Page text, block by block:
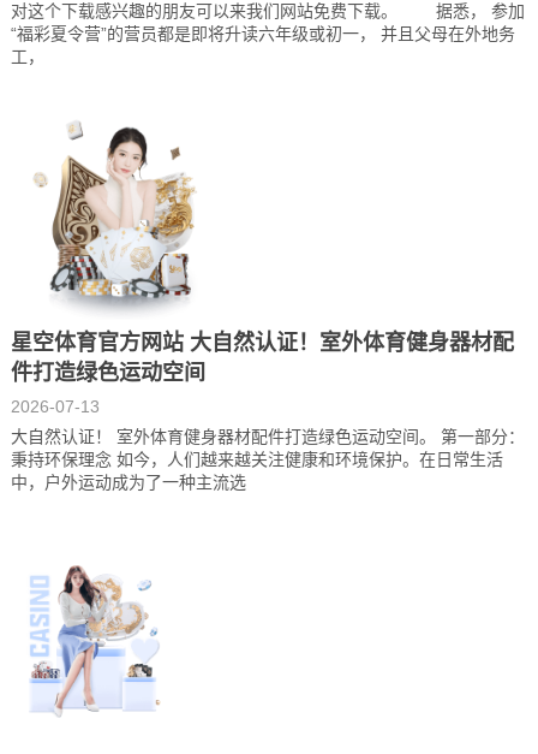
对这个下载感兴趣的朋友可以来我们网站免费下载。 据悉， 参加
“福彩夏令营”的营员都是即将升读六年级或初一， 并且父母在外地务
工，
星空体育官方网站 大自然认证！室外体育健身器材配
件打造绿色运动空间
2026-07-13
大自然认证！ 室外体育健身器材配件打造绿色运动空间。 第一部分：
秉持环保理念 如今，人们越来越关注健康和环境保护。在日常生活
中，户外运动成为了一种主流选